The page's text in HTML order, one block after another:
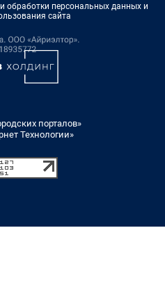
обработки персональных данных и
сайта
порталов»
Технологии»